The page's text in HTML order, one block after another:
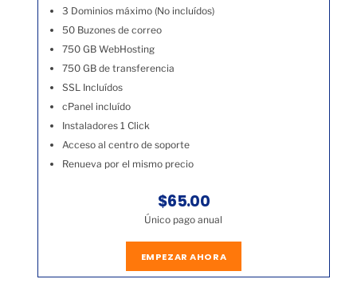
3 Dominios máximo (No incluídos)
50 Buzones de correo
750 GB WebHosting
750 GB de transferencia
SSL Incluídos
cPanel incluído
Instaladores 1 Click
Acceso al centro de soporte
Renueva por el mismo precio
$65.00
Único pago anual
EMPEZAR AHORA